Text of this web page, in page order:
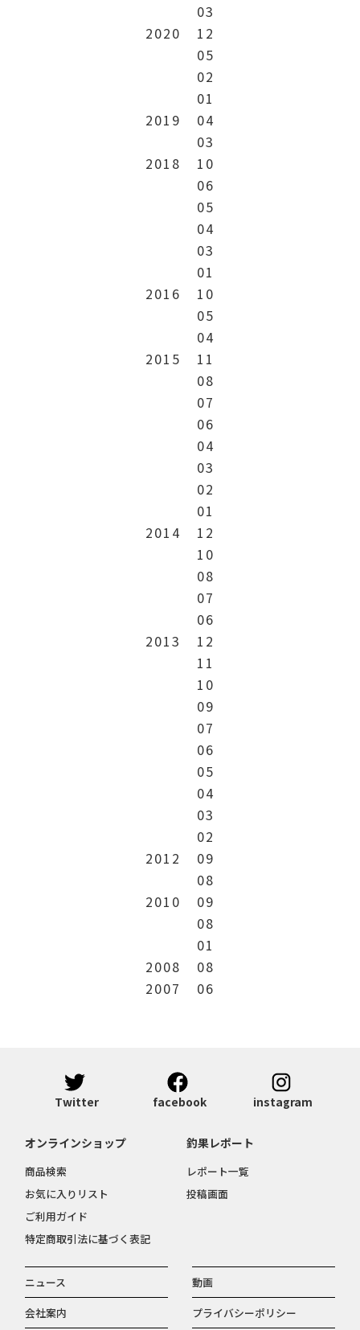
03
2020
12
05
02
01
2019
04
03
2018
10
06
05
04
03
01
2016
10
05
04
2015
11
08
07
06
04
03
02
01
2014
12
10
08
07
06
2013
12
11
10
09
07
06
05
04
03
02
2012
09
08
2010
09
08
01
2008
08
2007
06
Twitter facebook instagram
ニュース
動画
会社案内
プライバシーポリシー
オンラインショップ
商品検索
お気に入りリスト
ご利用ガイド
特定商取引法に基づく表記
釣果レポート
レポート一覧
投稿画面